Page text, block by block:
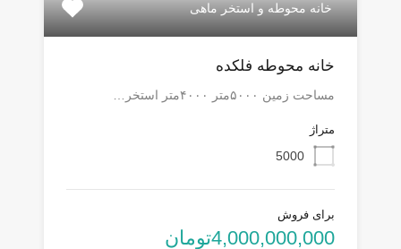
خانه محوطه و استخر ماهی
خانه محوطه فلکده
مساحت زمین ۵۰۰۰متر ۴۰۰۰متر استخر…
متراژ
5000
برای فروش
4,000,000,000تومان